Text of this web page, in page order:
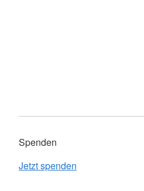
Spenden
Jetzt spenden